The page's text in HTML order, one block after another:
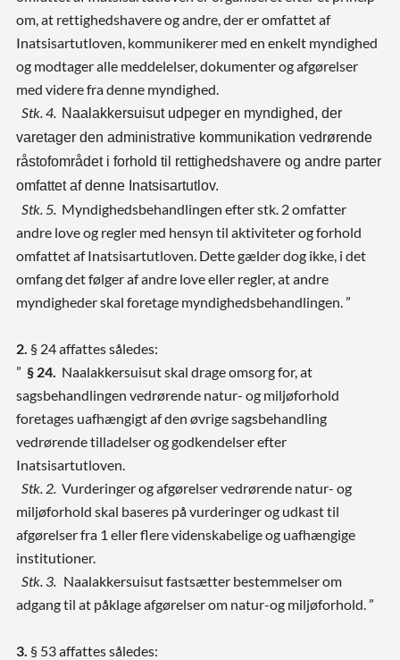
om, at rettighedshavere og andre, der er omfattet af
Inatsisartutloven, kommunikerer med en enkelt myndighed
og modtager alle meddelelser, dokumenter og afgørelser
med videre fra denne myndighed.
Stk. 4.
Naalakkersuisut udpeger en myndighed, der
varetager den administrative kommunikation vedrørende
råstofområdet i forhold til rettighedshavere og andre parter
omfattet af denne Inatsisartutlov.
Stk. 5. Myndighedsbehandlingen efter stk. 2 omfatter
andre love og regler med hensyn til aktiviteter og forhold
omfattet af Inatsisartutloven. Dette gælder dog ikke, i det
omfang det følger af andre love eller regler, at andre
myndigheder skal foretage myndighedsbehandlingen. ”
2. § 24 affattes således:
” § 24. Naalakkersuisut skal drage omsorg for, at
sagsbehandlingen vedrørende natur- og miljøforhold
foretages uafhængigt af den øvrige sagsbehandling
vedrørende tilladelser og godkendelser efter
Inatsisartutloven.
Stk. 2. Vurderinger og afgørelser vedrørende natur- og
miljøforhold skal baseres på vurderinger og udkast til
afgørelser fra 1 eller flere videnskabelige og uafhængige
institutioner.
Stk. 3.
Naalakkersuisut fastsætter bestemmelser om
adgang til at påklage afgørelser om natur-og miljøforhold. ”
3. § 53 affattes således: